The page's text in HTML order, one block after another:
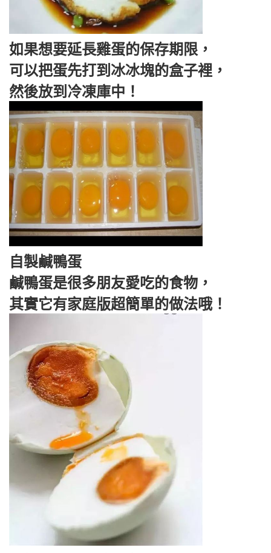
如果想要延長雞蛋的保存期限，
可以把蛋先打到冰冰塊的盒子裡，
然後放到冷凍庫中！
自製鹹鴨蛋
鹹鴨蛋是很多朋友愛吃的食物，
其實它有家庭版超簡單的做法哦！